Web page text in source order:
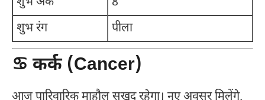
शुभ रंग
पीला
♋ कर्क (Cancer)